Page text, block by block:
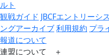
ルト
観戦ガイド JBCFエントリーシ
ングアーカイブ利用規約 プラ
報道について
連盟について ＋